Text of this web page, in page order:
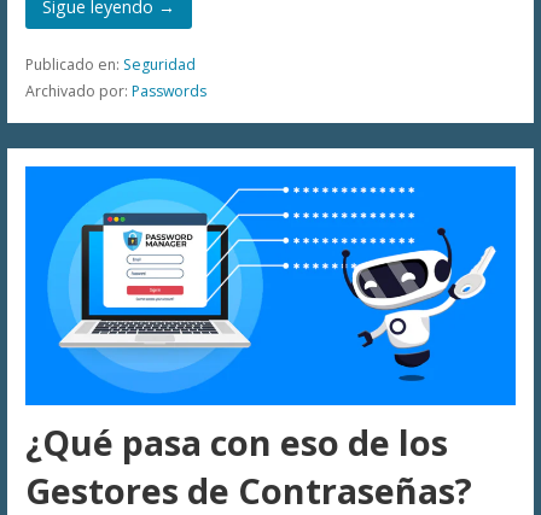
Sigue leyendo →
Publicado en: Seguridad
Archivado por: Passwords
¿Qué pasa con eso de los
Gestores de Contraseñas?